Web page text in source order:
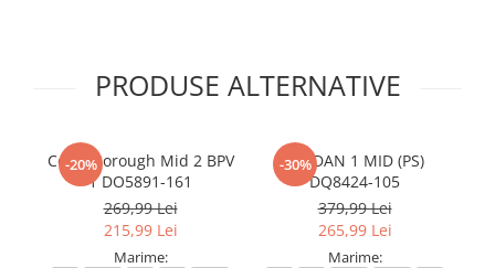
PRODUSE ALTERNATIVE
-20%
Court Borough Mid 2 BPV
1 DO5891-161
269,99 Lei
215,99 Lei
Marime:
-30%
JORDAN 1 MID (PS)
DQ8424-105
379,99 Lei
265,99 Lei
Marime: